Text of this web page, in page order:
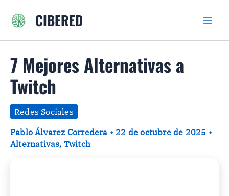
CIBERED
7 Mejores Alternativas a
Twitch
Redes Sociales
Pablo Álvarez Corredera • 22 de octubre de 2025 •
Alternativas, Twitch